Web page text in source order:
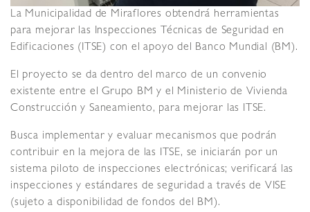
La Municipalidad de Miraflores obtendrá herramientas
para mejorar las Inspecciones Técnicas de Seguridad en
Edificaciones (ITSE) con el apoyo del Banco Mundial (BM).
El proyecto se da dentro del marco de un convenio
existente entre el Grupo BM y el Ministerio de Vivienda
Construcción y Saneamiento, para mejorar las ITSE.
Busca implementar y evaluar mecanismos que podrán
contribuir en la mejora de las ITSE, se iniciarán por un
sistema piloto de inspecciones electrónicas; verificará las
inspecciones y estándares de seguridad a través de VISE
(sujeto a disponibilidad de fondos del BM).